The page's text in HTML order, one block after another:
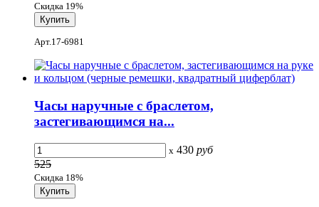
Скидка 19%
Арт.17-6981
Часы наручные с браслетом,
застегивающимся на...
x 430 руб
525
Скидка 18%